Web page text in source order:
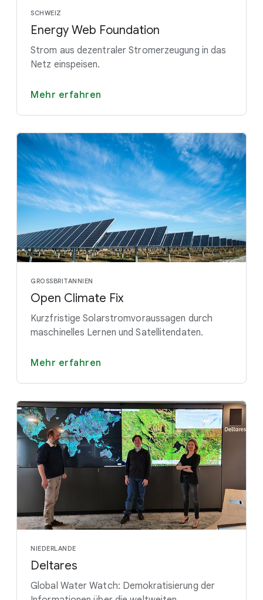
SCHWEIZ
Energy Web Foundation
Strom aus dezentraler Stromerzeugung in das
Netz einspeisen.
Mehr erfahren
GROSSBRITANNIEN
Open Climate Fix
Kurzfristige Solarstromvoraussagen durch
maschinelles Lernen und Satellitendaten.
Mehr erfahren
NIEDERLANDE
Deltares
Global Water Watch: Demokratisierung der